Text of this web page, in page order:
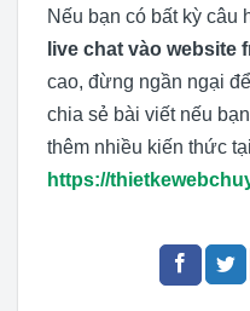
Nếu bạn có bất kỳ câu
live chat vào website
cao, đừng ngần ngại
chia sẻ bài viết nếu
thêm nhiều kiến thức tại
https://